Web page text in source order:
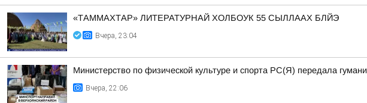
«ТАММАХТАР» ЛИТЕРАТУРНАЙ ХОЛБОУК 55 СЫЛЛААХ БЛЙЭ
Вчера, 23:04
Министерство по физической культуре и спорта РС(Я) передала
Вчера, 22:06